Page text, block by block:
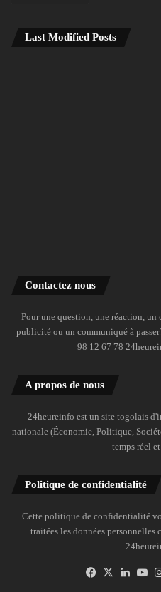
Last Modified Posts
Contactez nous
Pour une question, une réaction,
publicité ou un communiqué à
98 12 67 78
A propos de nous
24heureinfo est un site togolais
nationale (Économie, Politique,
temps réel
Politique de confidentialité
Cette politique de confidentialité
traitées les données
Facebook
X